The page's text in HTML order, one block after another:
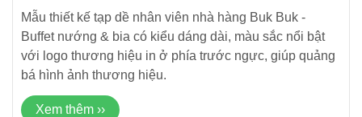
Mẫu thiết kế tạp dề nhân viên nhà hàng Buk Buk -
Buffet nướng & bia có kiểu dáng dài, màu sắc nổi bật
với logo thương hiệu in ở phía trước ngực, giúp quảng
bá hình ảnh thương hiệu.
Xem thêm ››